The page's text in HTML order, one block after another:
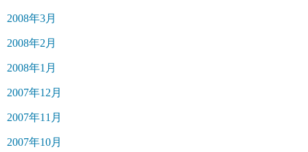
2008年3月
2008年2月
2008年1月
2007年12月
2007年11月
2007年10月